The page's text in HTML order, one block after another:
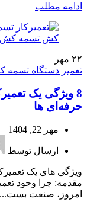
ادامه مطلب
۲۲ مهر
تعمیر دستگاه تسمه
8 ویژگی یک
حرفه‌ای ها
مهر 22, 1404
ارسال توسط
ویژگی های یک
مقدمه: چرا وجود
امروز، صنعت بست...